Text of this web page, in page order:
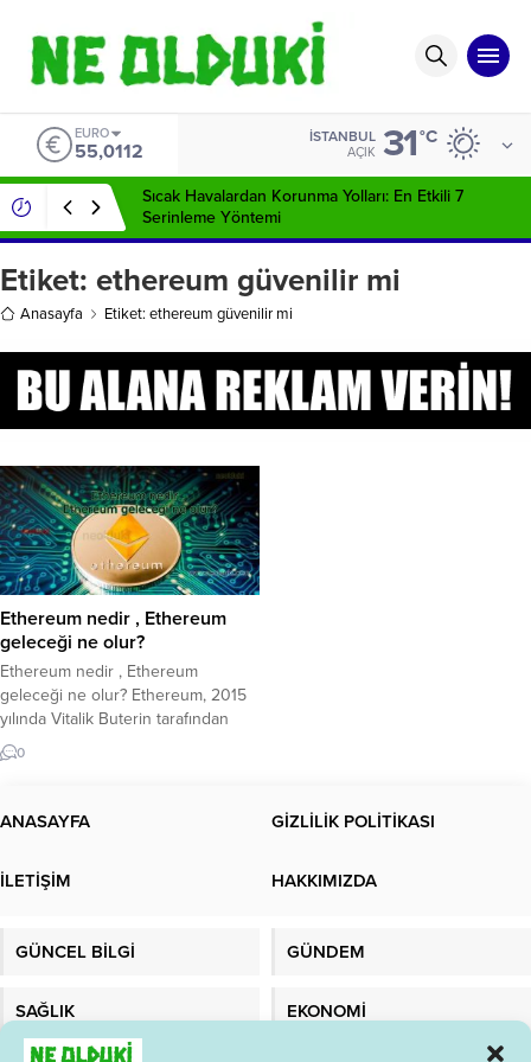
EURO
55,0112
İSTANBUL
AÇIK 31°C
Sıcak Havalardan Korunma Yolları: En Etkili 7
Serinleme Yöntemi
Etiket: ethereum güvenilir mi
Anasayfa Etiket: ethereum güvenilir mi
Ethereum nedir , Ethereum
geleceği ne olur?
Ethereum nedir , Ethereum
geleceği ne olur? Ethereum, 2015
yılında Vitalik Buterin tarafından
geliştirilen ve akıllı sözleşmelerin
çalıştırılmasını sağlayan bir
Bitcoin gibi bir kripto para birimi
gerçekleştirilebileceği bir platform
(DApps) ve akıllı...
0
ANASAYFA GİZLİLİK POLİTİKASI
İLETİŞİM HAKKIMIZDA
GÜNCEL BİLGİ GÜNDEM
SAĞLIK EKONOMİ